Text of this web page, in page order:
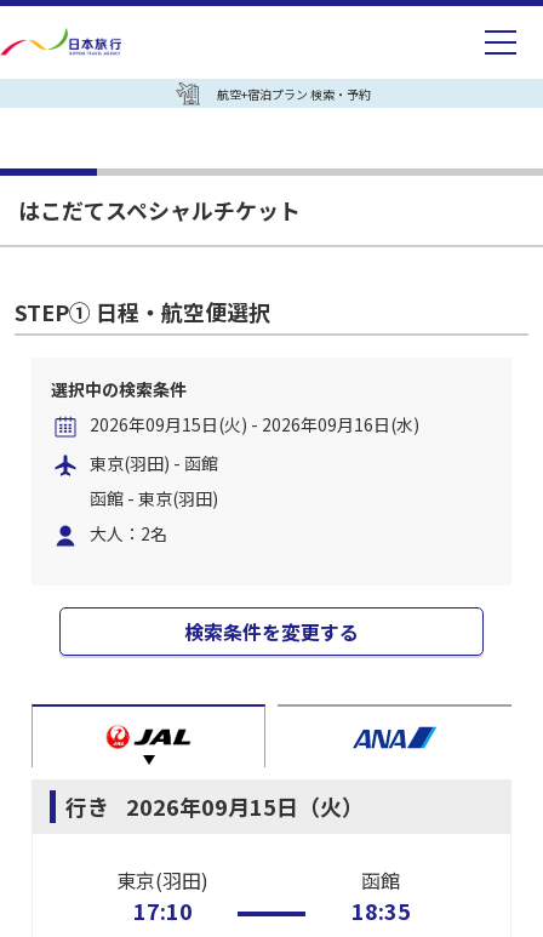
航空+宿泊プラン 検索・予約
はこだてスペシャルチケット
STEP① 日程・航空便選択
選択中の検索条件
2026年09月15日(火) - 2026年09月16日(水)
東京(羽田) - 函館
函館 - 東京(羽田)
大人：2名
検索条件を変更する
行き 2026年09月15日（火）
東京(羽田)
17:10
函館
18:35